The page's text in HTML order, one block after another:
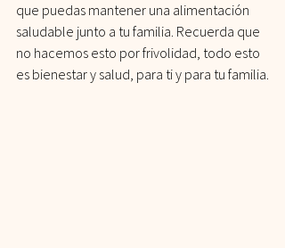
que puedas mantener una alimentación
saludable junto a tu familia. Recuerda que
no hacemos esto por frivolidad, todo esto
es bienestar y salud, para ti y para tu familia.